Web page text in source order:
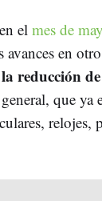
el mes de
en
reducción de
que ya
relojes,